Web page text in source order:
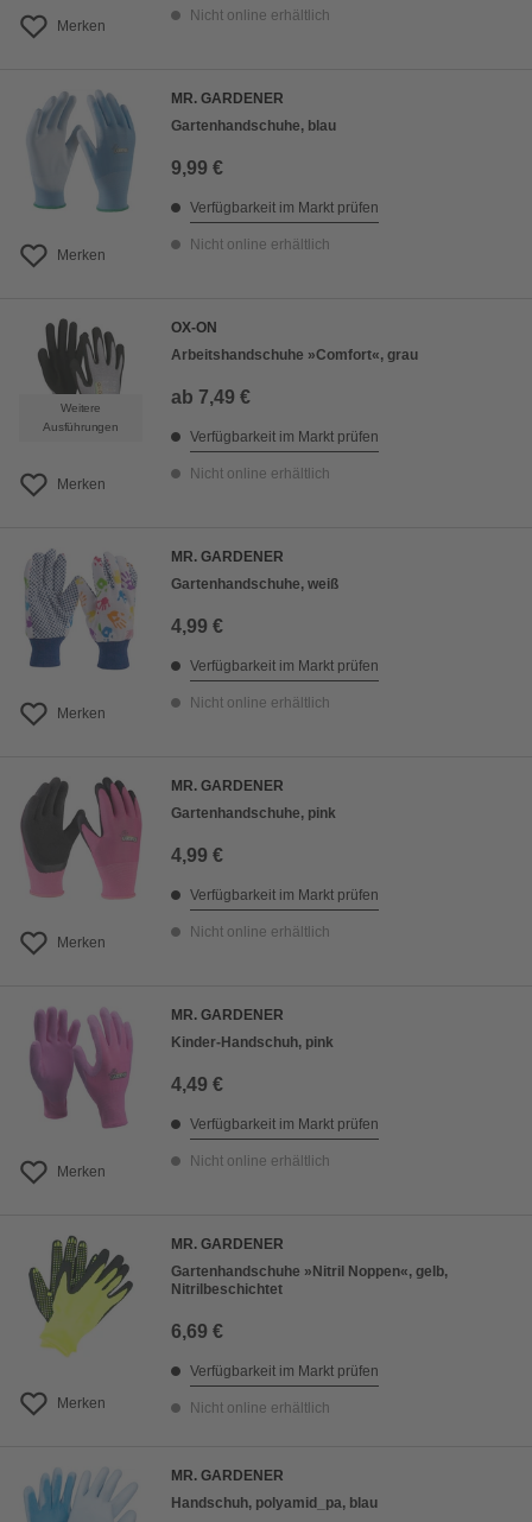
Merken
Nicht online erhältlich
Merken
MR. GARDENER
Gartenhandschuhe, blau
9,99 €
Verfügbarkeit im Markt prüfen
Nicht online erhältlich
Weitere
Ausführungen
Merken
OX-ON
Arbeitshandschuhe »Comfort«, grau
ab 7,49 €
Verfügbarkeit im Markt prüfen
Nicht online erhältlich
Merken
MR. GARDENER
Gartenhandschuhe, weiß
4,99 €
Verfügbarkeit im Markt prüfen
Nicht online erhältlich
Merken
MR. GARDENER
Gartenhandschuhe, pink
4,99 €
Verfügbarkeit im Markt prüfen
Nicht online erhältlich
Merken
MR. GARDENER
Kinder-Handschuh, pink
4,49 €
Verfügbarkeit im Markt prüfen
Nicht online erhältlich
Merken
MR. GARDENER
Gartenhandschuhe »Nitril Noppen«, gelb,
Nitrilbeschichtet
6,69 €
Verfügbarkeit im Markt prüfen
Nicht online erhältlich
MR. GARDENER
Handschuh, polyamid_pa, blau